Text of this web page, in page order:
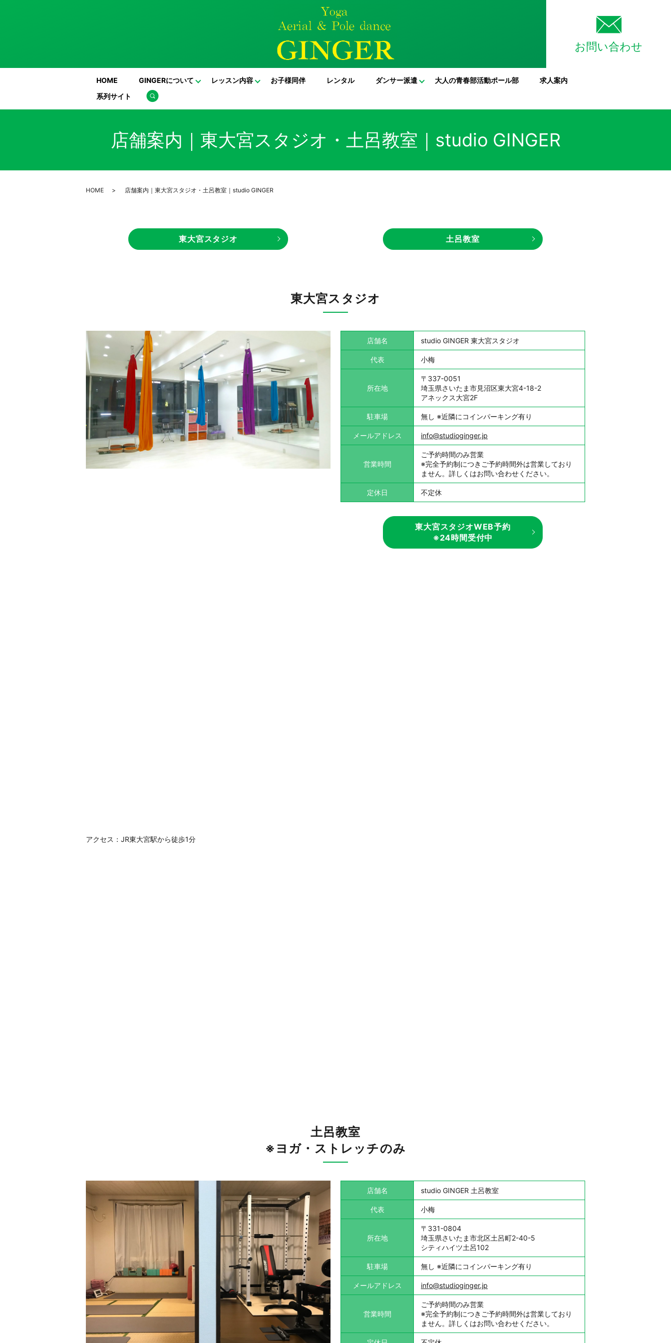
HOME GINGERについて レッスン内容 お子様同伴 レンタル ダンサー派遣 大人の青春部活動ポール部
求人案内
系列サイト
search
お問い合わせ
店舗案内｜東大宮スタジオ・土呂教室｜studio GINGER
HOME 店舗案内｜東大宮スタジオ・土呂教室｜studio GINGER
東大宮スタジオ 土呂教室
東大宮スタジオ
店舗名 studio GINGER 東大宮スタジオ
代表 小梅
所在地
〒337-0051
埼玉県さいたま市見沼区東大宮4-18-2
アネックス大宮2F
駐車場 無し ※近隣にコインパーキング有り
メールアドレス info@studioginger.jp
営業時間
ご予約時間のみ営業
※完全予約制につきご予約時間外は営業しており
ません。詳しくはお問い合わせください。
定休日 不定休
東大宮スタジオWEB予約
※24時間受付中
アクセス：JR東大宮駅から徒歩1分
土呂教室
※ヨガ・ストレッチのみ
店舗名 studio GINGER 土呂教室
代表 小梅
所在地
〒331-0804
埼玉県さいたま市北区土呂町2-40-5
シティハイツ土呂102
駐車場 無し ※近隣にコインパーキング有り
メールアドレス info@studioginger.jp
営業時間
ご予約時間のみ営業
※完全予約制につきご予約時間外は営業しており
ません。詳しくはお問い合わせください。